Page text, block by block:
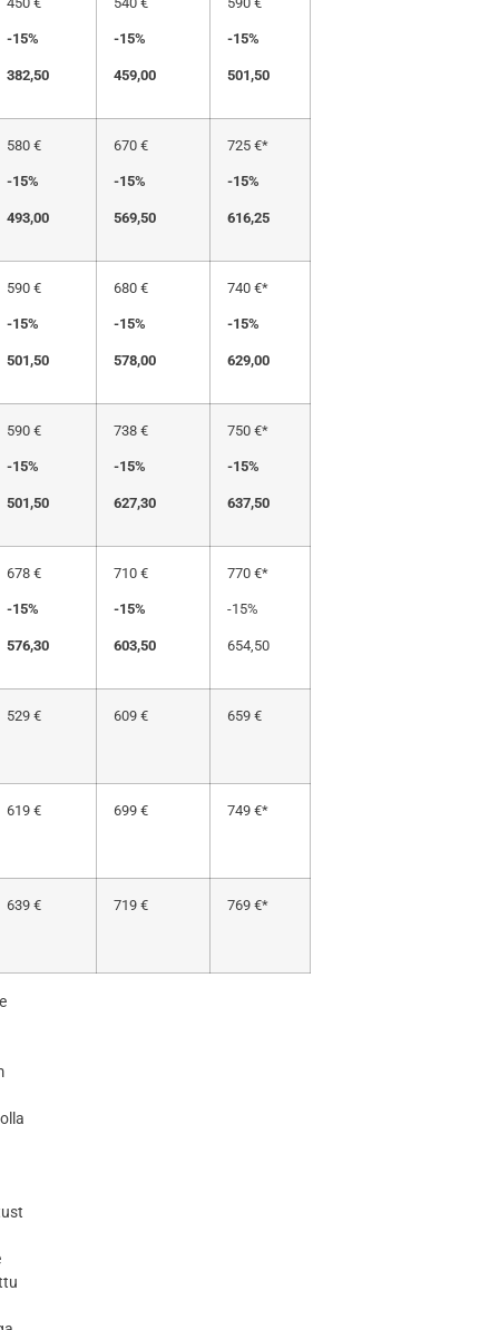
-15%
382,50
-15%
459,00
-15%
501,50
580 €
-15%
493,00
670 €
-15%
569,50
725 €*
-15%
616,25
590 €
-15%
501,50
680 €
-15%
578,00
740 €*
-15%
629,00
590 €
-15%
501,50
738 €
-15%
627,30
750 €*
-15%
637,50
678 €
-15%
576,30
710 €
-15%
603,50
770 €*
-15%
654,50
529 € 609 € 659 €
619 € 699 € 749 €*
639 € 719 € 769 €*